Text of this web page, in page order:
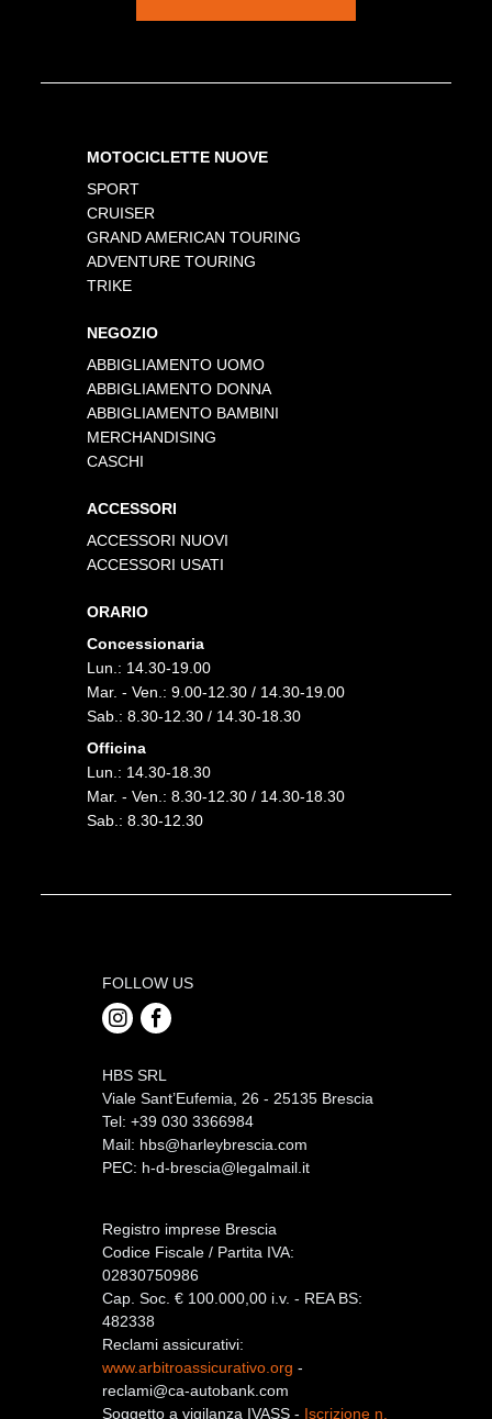
MOTOCICLETTE NUOVE
SPORT
CRUISER
GRAND AMERICAN TOURING
ADVENTURE TOURING
TRIKE
NEGOZIO
ABBIGLIAMENTO UOMO
ABBIGLIAMENTO DONNA
ABBIGLIAMENTO BAMBINI
MERCHANDISING
CASCHI
ACCESSORI
ACCESSORI NUOVI
ACCESSORI USATI
ORARIO
Concessionaria
Lun.: 14.30-19.00
Mar. - Ven.: 9.00-12.30 / 14.30-19.00
Sab.: 8.30-12.30 / 14.30-18.30
Officina
Lun.: 14.30-18.30
Mar. - Ven.: 8.30-12.30 / 14.30-18.30
Sab.: 8.30-12.30
FOLLOW US
HBS SRL
Viale Sant’Eufemia, 26 - 25135 Brescia
Tel: +39 030 3366984
Mail: hbs@harleybrescia.com
PEC: h-d-brescia@legalmail.it
Registro imprese Brescia
Codice Fiscale / Partita IVA:
02830750986
Cap. Soc. € 100.000,00 i.v. - REA BS:
482338
Reclami assicurativi:
www.arbitroassicurativo.org -
reclami@ca-autobank.com
Soggetto a vigilanza IVASS - Iscrizione n.